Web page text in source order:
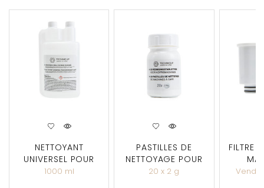
NETTOYANT
UNIVERSEL POUR
SYSTÈMES À LAIT
1000 ml
PASTILLES DE
NETTOYAGE POUR
MACHINES À CAFÉ
20 x 2 g
FILTRE